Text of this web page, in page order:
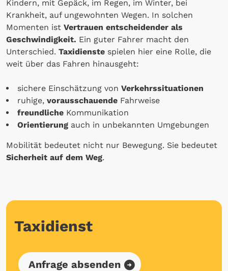
Kindern, mit Gepäck, im Regen, im Winter, bei
Krankheit, auf ungewohnten Wegen. In solchen
Momenten ist Vertrauen entscheidender als
Geschwindigkeit. Ein guter Fahrer macht den
Unterschied. Taxidienste spielen hier eine Rolle, die
weit über das Fahren hinausgeht:
sichere Einschätzung von Verkehrssituationen
ruhige, vorausschauende Fahrweise
freundliche Kommunikation
Orientierung auch in unbekannten Umgebungen
Mobilität bedeutet nicht nur Bewegung. Sie bedeutet
Sicherheit auf dem Weg.
Taxidienst
Anfrage absenden